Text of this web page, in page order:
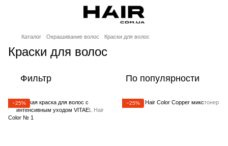
Каталог Окрашивание волос Краски для волос
Краски для волос
Фильтр По популярности
−25% −25%